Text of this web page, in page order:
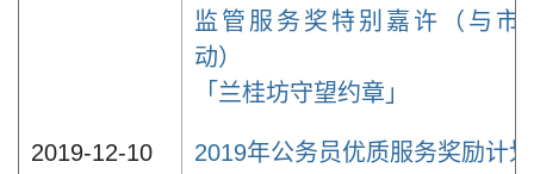
监管服务奖特别嘉许（与市
动）
「兰桂坊守望约章」
2019-12-10
2019年公务员优质服务奖励计划